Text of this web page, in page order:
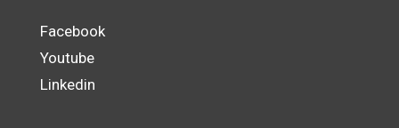
Facebook
Youtube
Linkedin